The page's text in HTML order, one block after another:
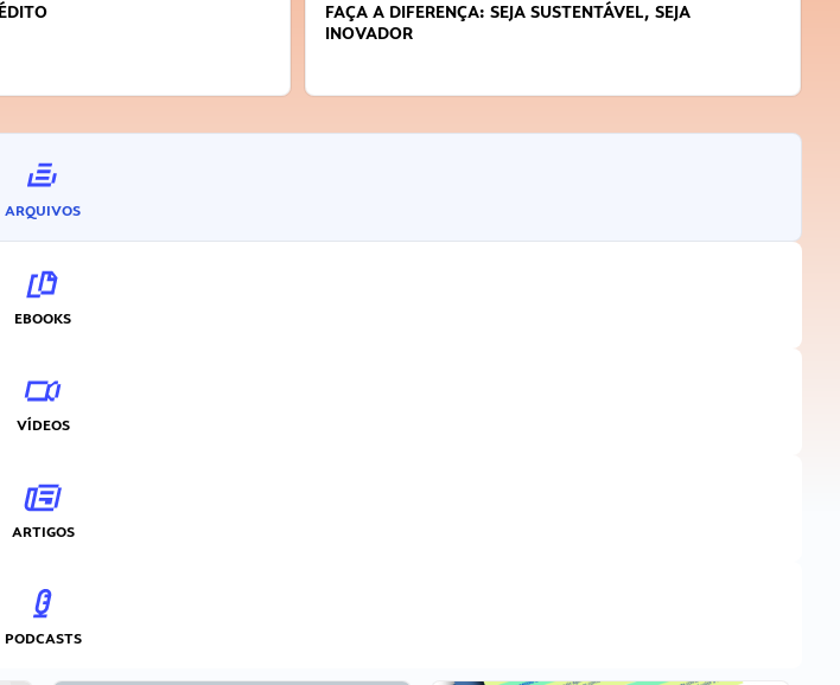
FAÇA A DIFERENÇA: SEJA SUSTENTÁVEL, SEJA
INOVADOR
ARQUIVOS
EBOOKS
VÍDEOS
ARTIGOS
PODCASTS